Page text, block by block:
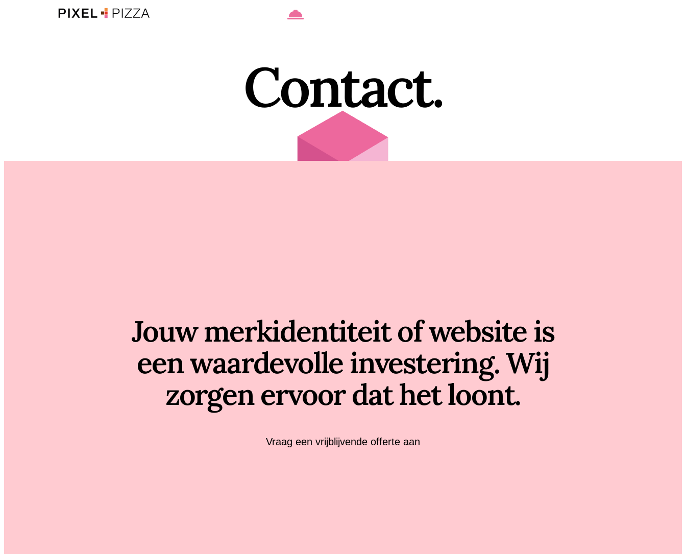
Contact.
Jouw merkidentiteit of website is
een waardevolle investering. Wij
zorgen ervoor dat het loont.
Vraag een vrijblijvende offerte aan